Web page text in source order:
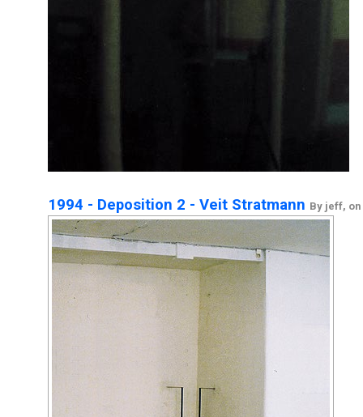
1994 - Deposition 2 - Veit Stratmann By jeff, on